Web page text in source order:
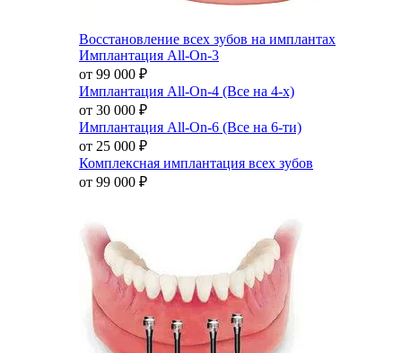
Восстановление всех зубов на имплантах
Имплантация All-On-3
от 99 000 ₽
Имплантация All-On-4 (Все на 4-х)
от 30 000 ₽
Имплантация All-On-6 (Все на 6-ти)
от 25 000 ₽
Комплексная имплантация всех зубов
от 99 000 ₽